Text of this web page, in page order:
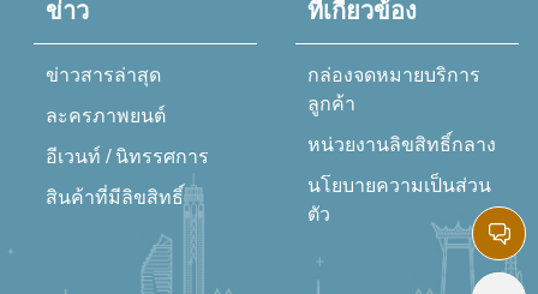
ข่าว
ข่าวสารล่าสุด
ละครภาพยนต์
อีเวนท์ / นิทรรศการ
สินค้าที่มีลิขสิทธิ์
ที่เกี่ยวข้อง
กล่องจดหมายบริการ
ลูกค้า
หน่วยงานลิขสิทธิ์กลาง
นโยบายความเป็นส่วน
ตัว